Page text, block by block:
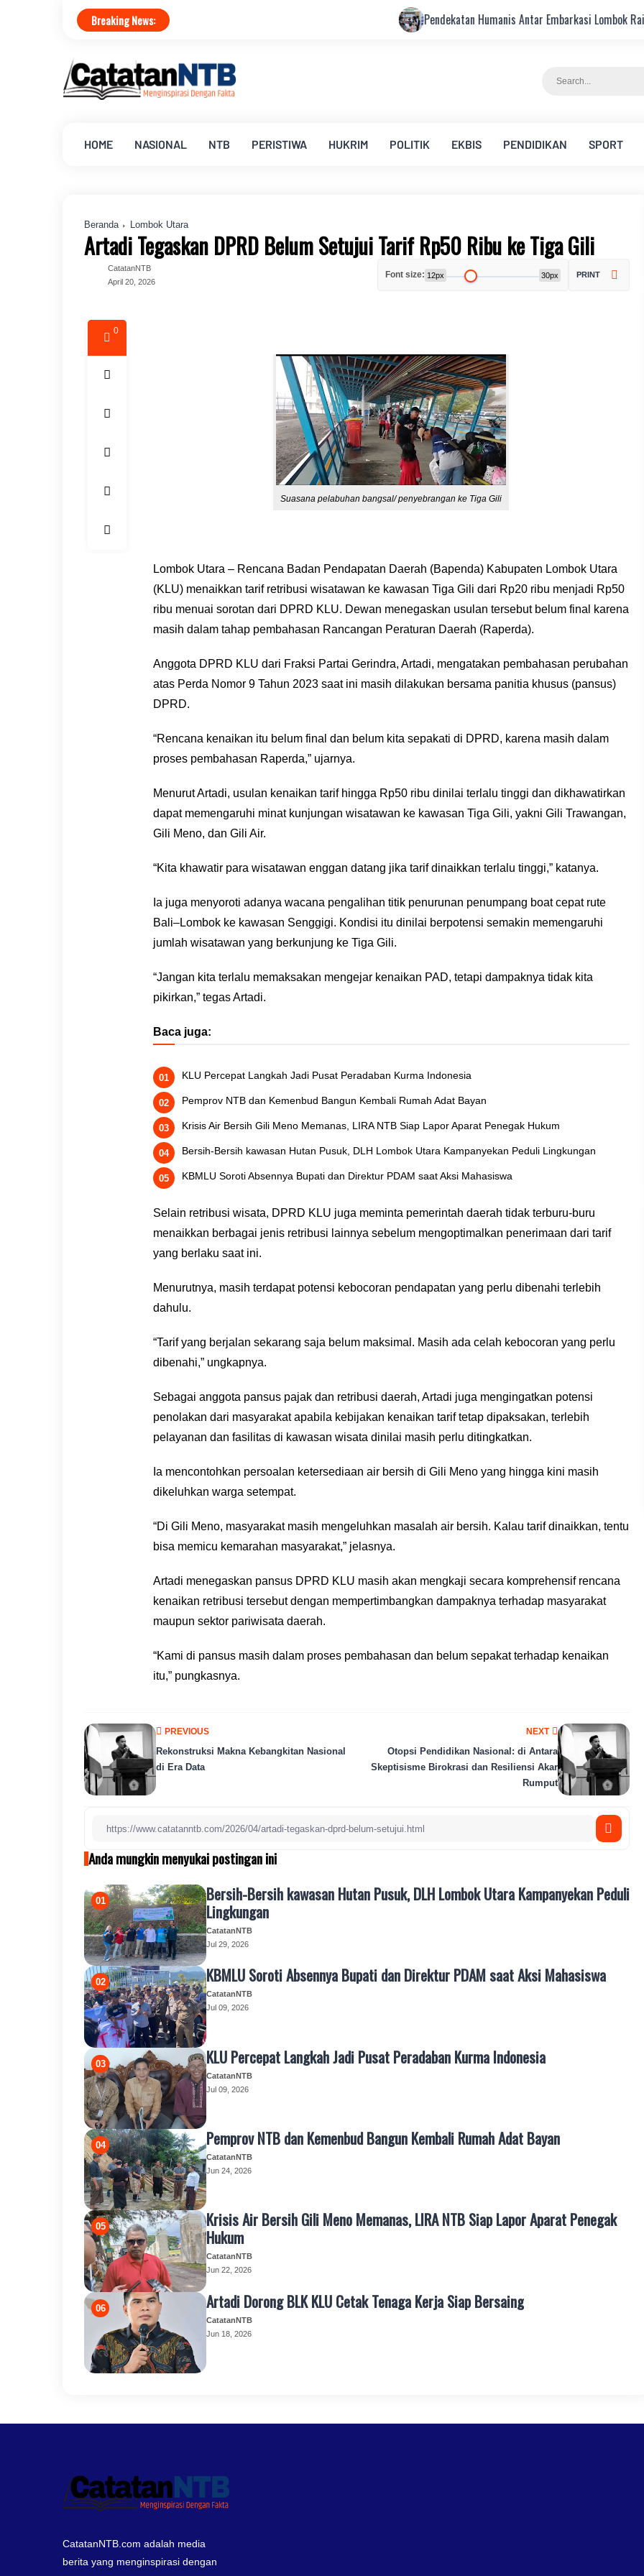
Breaking News: Pendekatan Humanis Antar Embarkasi Lombok Raih Indeks
HOME NASIONAL NTB PERISTIWA HUKRIM POLITIK EKBIS PENDIDIKAN SPORT
Beranda Lombok Utara
Artadi Tegaskan DPRD Belum Setujui Tarif Rp50 Ribu ke Tiga Gili
CatatanNTB
April 20, 2026
Font size: 12px 30px PRINT
0
Suasana pelabuhan bangsal/ penyebrangan ke Tiga Gili
Lombok Utara – Rencana Badan Pendapatan Daerah (Bapenda) Kabupaten Lombok Utara
(KLU) menaikkan tarif retribusi wisatawan ke kawasan Tiga Gili dari Rp20 ribu menjadi Rp50
ribu menuai sorotan dari DPRD KLU. Dewan menegaskan usulan tersebut belum final karena
masih dalam tahap pembahasan Rancangan Peraturan Daerah (Raperda).
Anggota DPRD KLU dari Fraksi Partai Gerindra, Artadi, mengatakan pembahasan perubahan
atas Perda Nomor 9 Tahun 2023 saat ini masih dilakukan bersama panitia khusus (pansus)
DPRD.
“Rencana kenaikan itu belum final dan belum kita sepakati di DPRD, karena masih dalam
proses pembahasan Raperda,” ujarnya.
Menurut Artadi, usulan kenaikan tarif hingga Rp50 ribu dinilai terlalu tinggi dan dikhawatirkan
dapat memengaruhi minat kunjungan wisatawan ke kawasan Tiga Gili, yakni Gili Trawangan,
Gili Meno, dan Gili Air.
“Kita khawatir para wisatawan enggan datang jika tarif dinaikkan terlalu tinggi,” katanya.
Ia juga menyoroti adanya wacana pengalihan titik penurunan penumpang boat cepat rute
Bali–Lombok ke kawasan Senggigi. Kondisi itu dinilai berpotensi semakin memengaruhi
jumlah wisatawan yang berkunjung ke Tiga Gili.
“Jangan kita terlalu memaksakan mengejar kenaikan PAD, tetapi dampaknya tidak kita
pikirkan,” tegas Artadi.
Baca juga:
KLU Percepat Langkah Jadi Pusat Peradaban Kurma Indonesia
Pemprov NTB dan Kemenbud Bangun Kembali Rumah Adat Bayan
Krisis Air Bersih Gili Meno Memanas, LIRA NTB Siap Lapor Aparat Penegak Hukum
Bersih-Bersih kawasan Hutan Pusuk, DLH Lombok Utara Kampanyekan Peduli Lingkungan
KBMLU Soroti Absennya Bupati dan Direktur PDAM saat Aksi Mahasiswa
Selain retribusi wisata, DPRD KLU juga meminta pemerintah daerah tidak terburu-buru
menaikkan berbagai jenis retribusi lainnya sebelum mengoptimalkan penerimaan dari tarif
yang berlaku saat ini.
Menurutnya, masih terdapat potensi kebocoran pendapatan yang perlu dibenahi terlebih
dahulu.
“Tarif yang berjalan sekarang saja belum maksimal. Masih ada celah kebocoran yang perlu
dibenahi,” ungkapnya.
Sebagai anggota pansus pajak dan retribusi daerah, Artadi juga mengingatkan potensi
penolakan dari masyarakat apabila kebijakan kenaikan tarif tetap dipaksakan, terlebih
pelayanan dan fasilitas di kawasan wisata dinilai masih perlu ditingkatkan.
Ia mencontohkan persoalan ketersediaan air bersih di Gili Meno yang hingga kini masih
dikeluhkan warga setempat.
“Di Gili Meno, masyarakat masih mengeluhkan masalah air bersih. Kalau tarif dinaikkan, tentu
bisa memicu kemarahan masyarakat,” jelasnya.
Artadi menegaskan pansus DPRD KLU masih akan mengkaji secara komprehensif rencana
kenaikan retribusi tersebut dengan mempertimbangkan dampaknya terhadap masyarakat
maupun sektor pariwisata daerah.
“Kami di pansus masih dalam proses pembahasan dan belum sepakat terhadap kenaikan
itu,” pungkasnya.
NEXT
Otopsi Pendidikan Nasional: di Antara
Skeptisisme Birokrasi dan Resiliensi Akar
Rumput
PREVIOUS
Rekonstruksi Makna Kebangkitan Nasional
di Era Data
Anda mungkin menyukai postingan ini
Bersih-Bersih kawasan Hutan Pusuk, DLH Lombok Utara Kampanyekan Peduli
Lingkungan
CatatanNTB
Jul 29, 2026
KBMLU Soroti Absennya Bupati dan Direktur PDAM saat Aksi Mahasiswa
CatatanNTB
Jul 09, 2026
KLU Percepat Langkah Jadi Pusat Peradaban Kurma Indonesia
CatatanNTB
Jul 09, 2026
Pemprov NTB dan Kemenbud Bangun Kembali Rumah Adat Bayan
CatatanNTB
Jun 24, 2026
Krisis Air Bersih Gili Meno Memanas, LIRA NTB Siap Lapor Aparat Penegak
Hukum
CatatanNTB
Jun 22, 2026
Artadi Dorong BLK KLU Cetak Tenaga Kerja Siap Bersaing
CatatanNTB
Jun 18, 2026
CatatanNTB.com adalah media
berita yang menginspirasi dengan